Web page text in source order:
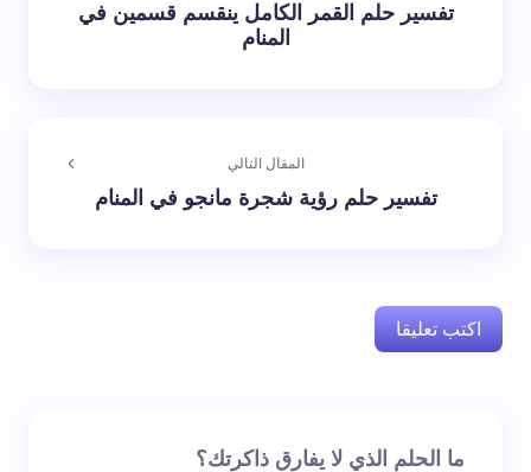
تفسير حلم القمر الكامل ينقسم قسمين في
المنام
المقال التالي
تفسير حلم رؤية شجرة مانجو في المنام
اكتب تعليقا
لن يتم نشر عنوان بريدك الإلكتروني. الحقول الإلزامية مشارما الحلم الذي لا يفارق ذاكرتك؟